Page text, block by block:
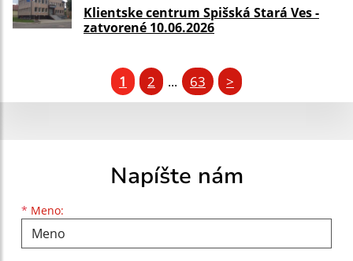
Klientske centrum Spišská Stará Ves -
zatvorené 10.06.2026
1 2 ... 63 >
Napíšte nám
* Meno:
Meno
Priezvisko
E-mailová adresa